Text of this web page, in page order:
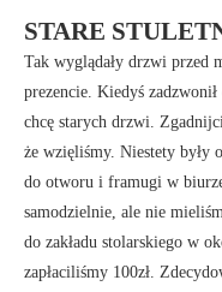
STARE
Tak wyglądały drzwi przed
prezencie. Kiedyś
chcę starych drzwi.
że wzięliśmy. Niestety były
do otworu i framugi w
samodzielnie, ale nie
do zakładu stolarskiego w
zapłaciliśmy 100zł.